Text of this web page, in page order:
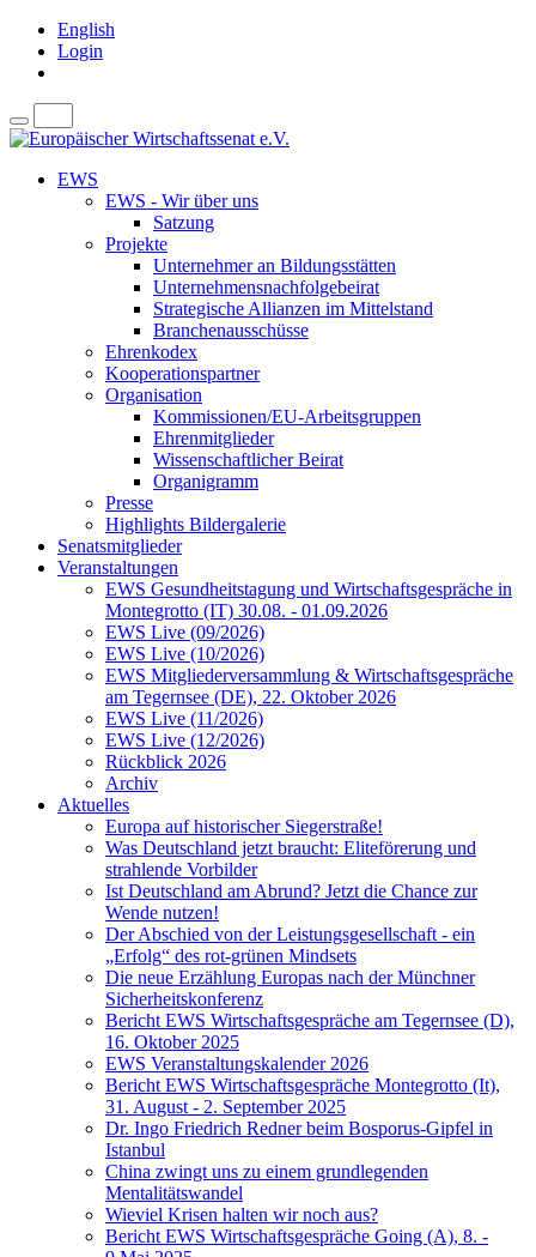
English
Login
EWS
EWS - Wir über uns
Satzung
Projekte
Unternehmer an Bildungsstätten
Unternehmensnachfolgebeirat
Strategische Allianzen im Mittelstand
Branchenausschüsse
Ehrenkodex
Kooperationspartner
Organisation
Kommissionen/EU-Arbeitsgruppen
Ehrenmitglieder
Wissenschaftlicher Beirat
Organigramm
Presse
Highlights Bildergalerie
Senatsmitglieder
Veranstaltungen
EWS Gesundheitstagung und Wirtschaftsgespräche in
Montegrotto (IT) 30.08. - 01.09.2026
EWS Live (09/2026)
EWS Live (10/2026)
EWS Mitgliederversammlung & Wirtschaftsgespräche
am Tegernsee (DE), 22. Oktober 2026
EWS Live (11/2026)
EWS Live (12/2026)
Rückblick 2026
Archiv
Aktuelles
Europa auf historischer Siegerstraße!
Was Deutschland jetzt braucht: Eliteförerung und
strahlende Vorbilder
Ist Deutschland am Abrund? Jetzt die Chance zur
Wende nutzen!
Der Abschied von der Leistungsgesellschaft - ein
„Erfolg“ des rot-grünen Mindsets
Die neue Erzählung Europas nach der Münchner
Sicherheitskonferenz
Bericht EWS Wirtschaftsgespräche am Tegernsee (D),
16. Oktober 2025
EWS Veranstaltungskalender 2026
Bericht EWS Wirtschaftsgespräche Montegrotto (It),
31. August - 2. September 2025
Dr. Ingo Friedrich Redner beim Bosporus-Gipfel in
Istanbul
China zwingt uns zu einem grundlegenden
Mentalitätswandel
Wieviel Krisen halten wir noch aus?
Bericht EWS Wirtschaftsgespräche Going (A), 8. -